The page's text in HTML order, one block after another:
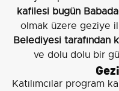
kafilesi bugün
olmak üzere geziye
Belediyesi tarafından
ve dolu dolu bir
Katılımcılar program